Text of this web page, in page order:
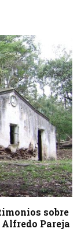
sobre
Pareja